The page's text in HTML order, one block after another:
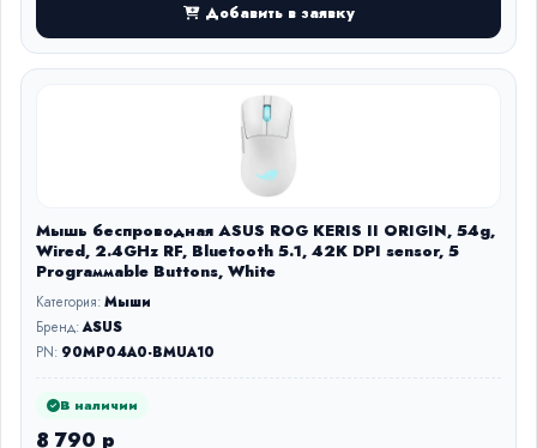
Добавить в заявку
Мышь беспроводная ASUS ROG KERIS II ORIGIN, 54g,
Wired, 2.4GHz RF, Bluetooth 5.1, 42K DPI sensor, 5
Prograммable Buttons, White
Категория:Мыши
Бренд:ASUS
PN: 90MP04A0-BMUA10
В наличии
8 790 р